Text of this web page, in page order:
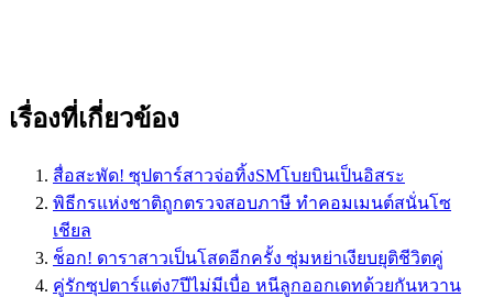
เรื่องที่เกี่ยวข้อง
สื่อสะพัด! ซุปตาร์สาวจ่อทิ้งSMโบยบินเป็นอิสระ
พิธีกรแห่งชาติถูกตรวจสอบภาษี ทำคอมเมนต์สนั่นโซ
เชียล
ช็อก! ดาราสาวเป็นโสดอีกครั้ง ซุ่มหย่าเงียบยุติชีวิตคู่
คู่รักซุปตาร์แต่ง7ปีไม่มีเบื่อ หนีลูกออกเดทด้วยกันหวาน